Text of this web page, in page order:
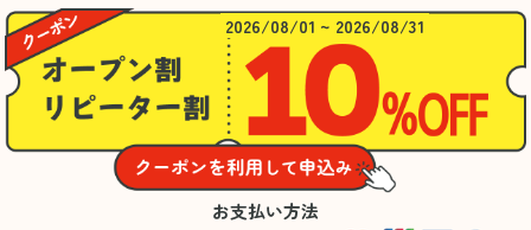
2026/08/01 ~ 2026/08/31
お支払い方法